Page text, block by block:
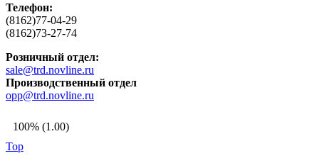
Телефон:
(8162)77-04-29
(8162)73-27-74
Розничный отдел:
sale@trd.novline.ru
Производственный отдел
opp@trd.novline.ru
100% (1.00)
Top